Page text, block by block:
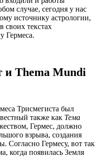
случае, сегодня у нас
источнику астрологии,
своих текстах
Гермеса.
и Thema Mundi
Трисмегиста был
также как Тема
Гермес, должно
взрыва, создания
Согласно Гермесу, вот так
когда появилась Земля